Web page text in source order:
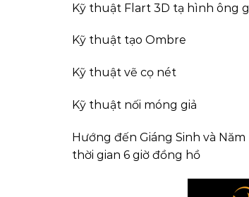
Kỹ thuật Flart 3D tạ hình ông
Kỹ thuật tạo Ombre
Kỹ thuật vẽ cọ nét
Kỹ thuật nối móng giả
Hướng đến Giáng Sinh và
thời gian 6 giờ đồng hồ